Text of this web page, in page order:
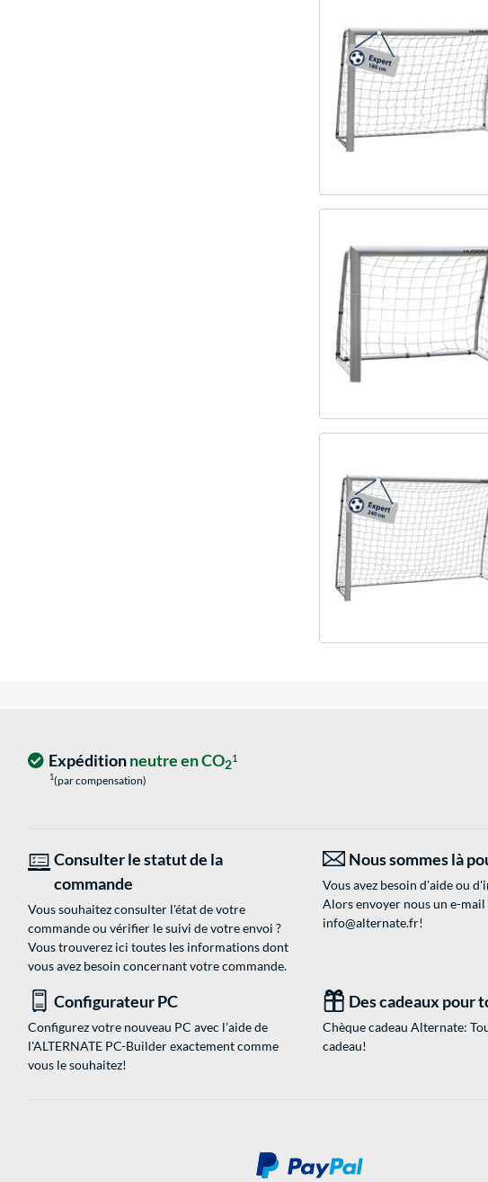
Expéditionneutre en CO21
1(par compensation)
Consulter le statut de la
commande
Vous souhaitez consulter l'état de votre
commande ou vérifier le suivi de votre envoi ?
Vous trouverez ici toutes les informations dont
vous avez besoin concernant votre commande.
Nous sommes là
Vous avez besoin d'aide ou
Alors envoyer nous un e-mail
info@alternate.fr!
Configurateur PC
Configurez votre nouveau PC avec l'aide de
l'ALTERNATE PC-Builder exactement comme
vous le souhaitez!
Des cadeaux pour
Chèque cadeau Alternate:
cadeau!